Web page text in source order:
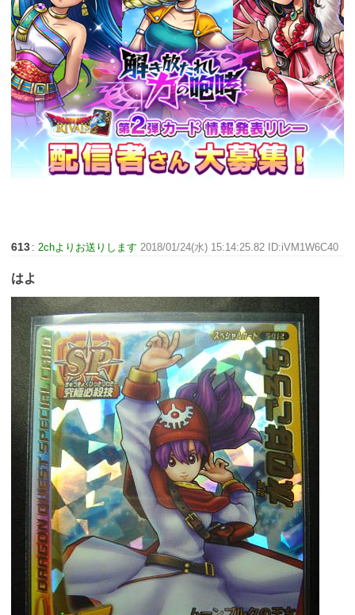
613 : 2chよりお送りします 2018/01/24(水) 15:14:25.82 ID:iVM1W6C40
はよ